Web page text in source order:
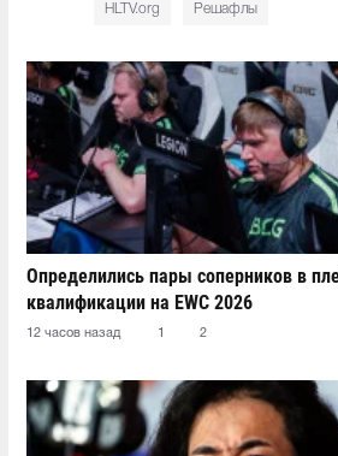
HLTV.org Решафлы
Определились пары соперников в
квалификации на EWC 2026
12 часов назад 1 2